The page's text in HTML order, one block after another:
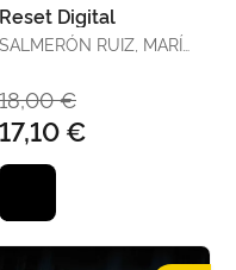
Reset Digital
SALMERÓN RUIZ, MARÍA
18,00 €
17,10 €